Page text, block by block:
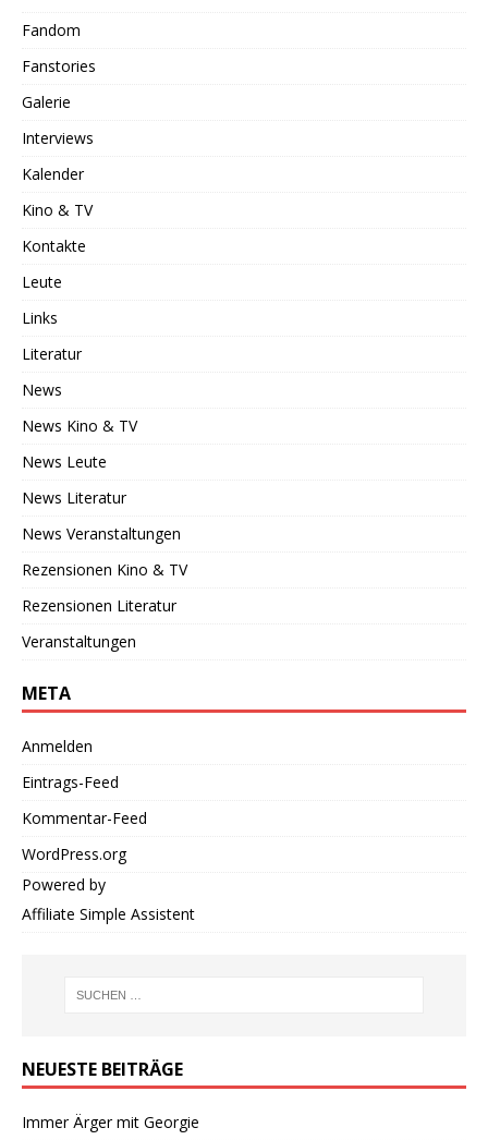
Fandom
Fanstories
Galerie
Interviews
Kalender
Kino & TV
Kontakte
Leute
Links
Literatur
News
News Kino & TV
News Leute
News Literatur
News Veranstaltungen
Rezensionen Kino & TV
Rezensionen Literatur
Veranstaltungen
META
Anmelden
Eintrags-Feed
Kommentar-Feed
WordPress.org
Powered by
Affiliate Simple Assistent
NEUESTE BEITRÄGE
Immer Ärger mit Georgie